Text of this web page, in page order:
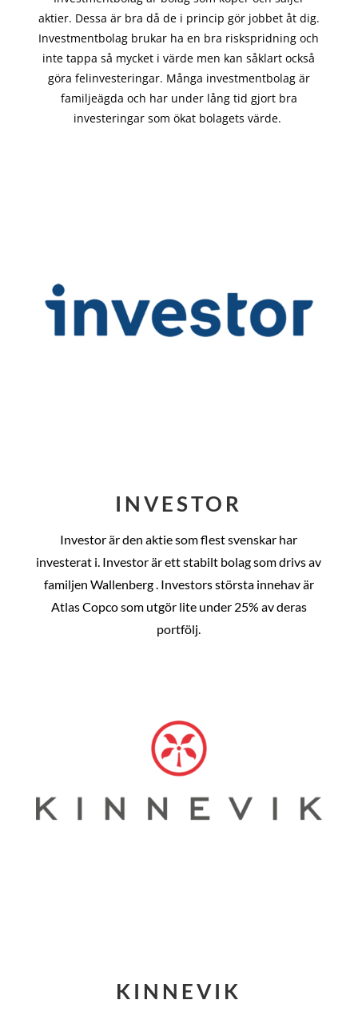
aktier. Dessa är bra då de i princip görjobbet åt dig.
Investmentbolag brukar ha en bra riskspridning och
inte tappa så mycket i värde men kan såklart också
göra felinvesteringar. Många investmentbolag är
familjeägda och har under lång tid gjort bra
investeringar som ökat bolagets värde.
INVESTOR
Investor är den aktie som flest svenskar har
investerat i. Investor är ett stabilt bolag som drivs av
familjen Wallenberg . Investors största innehav är
Atlas Copco som utgör lite under 25% av deras
portfölj.
KINNEVIK